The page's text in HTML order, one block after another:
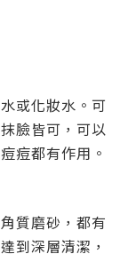
或化妝水。可
臉皆可，可以
痘都有作用。
質磨砂，都有
到深層清潔，